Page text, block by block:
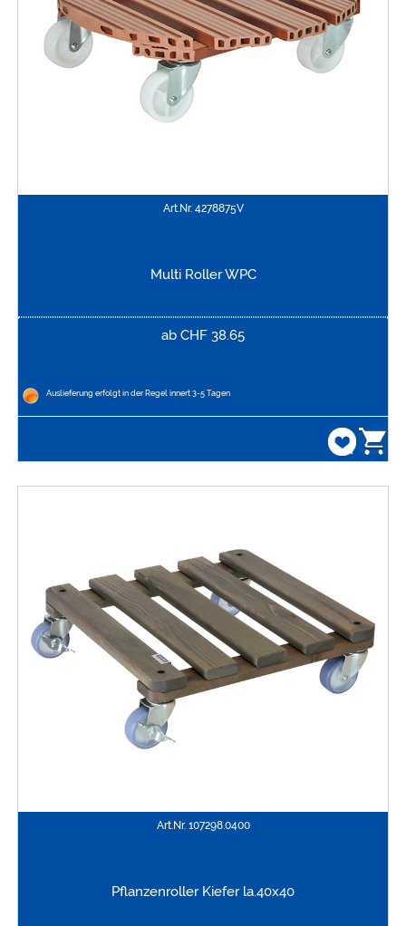
Art.Nr. 4278875V
Multi Roller WPC
ab CHF 38.65
Auslieferung erfolgt in der Regel innert 3-5 Tagen
Art.Nr. 107298.0400
Pflanzenroller Kiefer la.40x40